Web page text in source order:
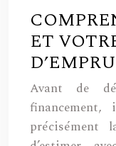
ET
Avant de